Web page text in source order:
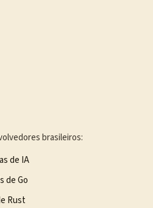
brasileiros:
de IA
de Go
Rust